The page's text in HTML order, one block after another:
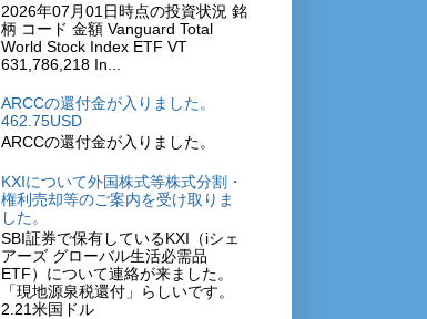
2026年07月01日時点の投資状況 銘
柄 コード 金額 Vanguard Total
World Stock Index ETF VT
631,786,218 In...
ARCCの還付金が入りました。
462.75USD
ARCCの還付金が入りました。
KXIについて外国株式等株式分割・
権利売却等のご案内を受け取りま
した。
SBI証券で保有しているKXI（iシェ
アーズ グローバル生活必需品
ETF）について連絡が来ました。
「現地源泉税還付」らしいです。
2.21米国ドル